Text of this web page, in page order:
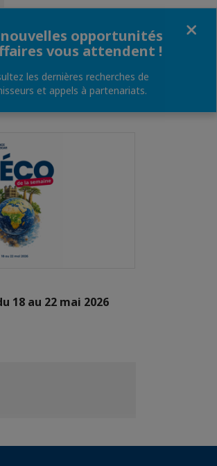
18 au 22 mai 2026
nouvelles opportunités
vous attendent !
les dernières recherches de
et appels à partenariats.